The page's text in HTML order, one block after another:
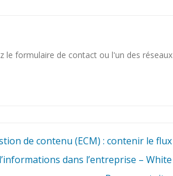
leformulaire de contact ou l'un desréseaux
de contenu (ECM) : contenir le flux
dans l’entreprise – White